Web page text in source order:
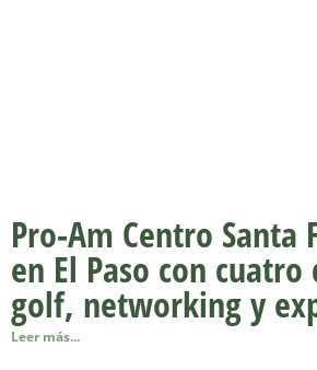
Pro-Am Centro Santa
en El Paso con cuatro
golf, networking y
Leer más...